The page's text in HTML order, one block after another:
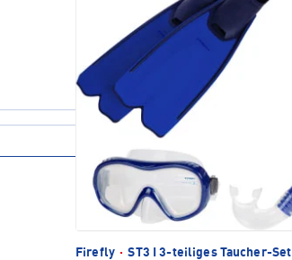
Firefly · ST3 I 3-teiliges Taucher-Set